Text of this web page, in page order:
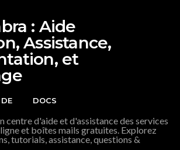
: Aide
Assistance,
et
DOCS
centre d'aide et d'assistance des services
et boîtes mails gratuites. Explorez
tutorials, assistance, questions &